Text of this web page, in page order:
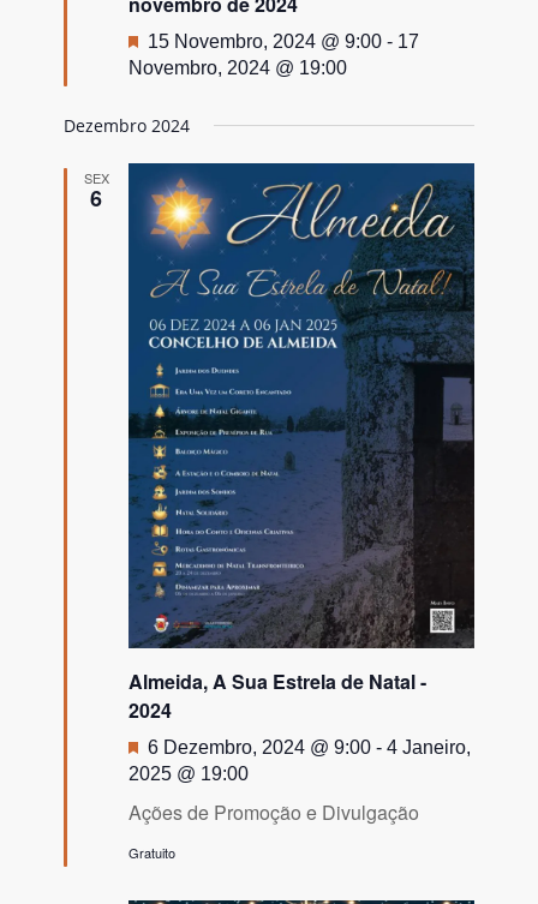
Destaque
15 Novembro, 2024 @ 9:00 - 17
Novembro, 2024 @ 19:00
Dezembro 2024
SEX
6
Almeida, A Sua Estrela de Natal -
2024
Destaque
6 Dezembro, 2024 @ 9:00 -4 Janeiro,
2025 @ 19:00
Ações de Promoção e Divulgação
Gratuito